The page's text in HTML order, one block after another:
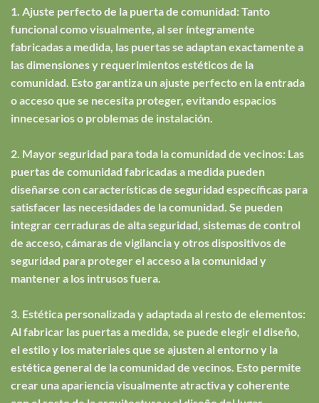
1. Ajuste perfecto de la puerta de comunidad: Tanto
funcional como visualmente, al ser íntegramente
fabricadas a medida, las puertas se adaptan exactamente a
las dimensiones y requerimientos estéticos de la
comunidad. Esto garantiza un ajuste perfecto en la entrada
o acceso que se necesita proteger, evitando espacios
innecesarios o problemas de instalación.
2. Mayor seguridad para toda la comunidad de vecinos: Las
puertas de comunidad fabricadas a medida pueden
diseñarse con características de seguridad específicas para
satisfacer las necesidades de la comunidad. Se pueden
integrar cerraduras de alta seguridad, sistemas de control
de acceso, cámaras de vigilancia y otros dispositivos de
seguridad para proteger el acceso a la comunidad y
mantener a los intrusos fuera.
3. Estética personalizada y adaptada al resto de elementos:
Al fabricar las puertas a medida, se puede elegir el diseño,
el estilo y los materiales que se ajusten al entorno y la
estética general de la comunidad de vecinos. Esto permite
crear una apariencia visualmente atractiva y coherente